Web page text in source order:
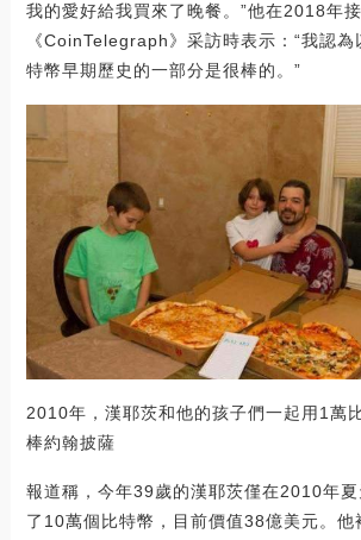
我的愛好給我買來了晚餐。”他在2018年
《CoinTelegraph》采訪時表示：“我認為
特幣早期歷史的一部分是很棒的。”
2010年，漢耶茨和他的孩子們一起用1萬
棒約翰披薩
報道稱，今年39歲的漢耶茨僅在2010年
了10萬個比特幣，目前價值38億美元。他